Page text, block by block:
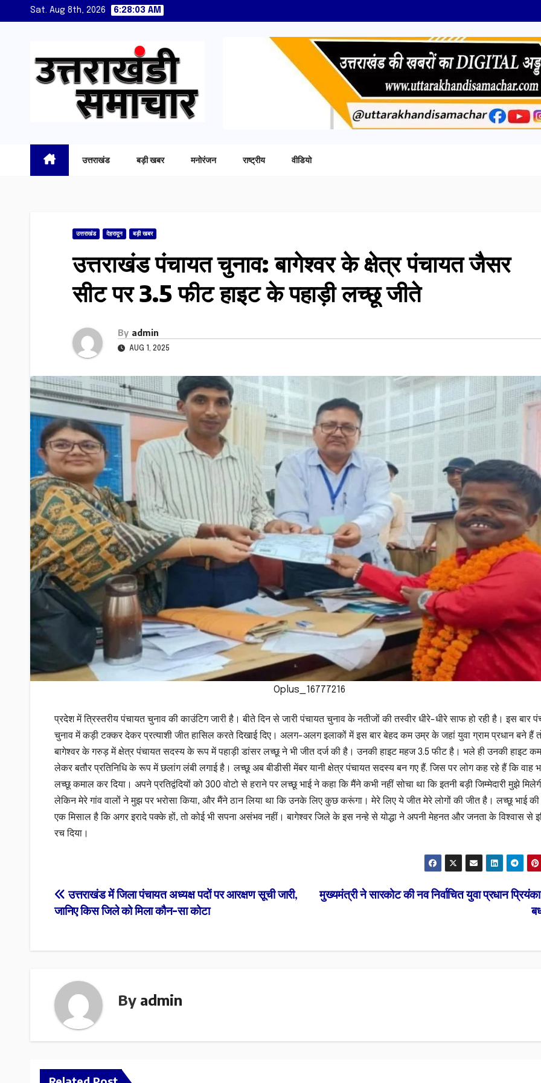
Sat. Aug 8th, 2026 6:28:04 AM
उत्तराखंड बड़ी खबर मनोरंजन राष्ट्रीय वीडियो
उत्तराखंड देहरादून बड़ी खबर
उत्तराखंड पंचायत चुनाव: बागेश्वर के क्षेत्र पंचायत जैसर
सीट पर 3.5 फीट हाइट के पहाड़ी लच्छू जीते
By admin
AUG 1, 2025
Oplus_16777216
प्रदेश में त्रिस्तरीय पंचायत चुनाव की काउंटिग जारी है। बीते दिन से जारी पंचायत चुनाव के नतीजों की तस्वीर धीरे-धीरे साफ हो रही है। इस बार
चुनाव में कड़ी टक्कर देकर प्रत्याशी जीत हासिल करते दिखाई दिए। अलग-अलग इलाकों में इस बार बेहद कम उम्र के जहां युवा ग्राम प्रधान बने हैं
बागेश्वर के गरुड़ में क्षेत्र पंचायत सदस्य के रूप में पहाड़ी डांसर लच्छू ने भी जीत दर्ज की है। उनकी हाइट महज 3.5 फीट है। भले ही उनकी हाइट कम
लेकर बतौर प्रतिनिधि के रूप में छलांग लंबी लगाई है। लच्छू अब बीडीसी मेंबर यानी क्षेत्र पंचायत सदस्य बन गए हैं. जिस पर लोग कह रहे हैं कि वाह
लच्छू कमाल कर दिया। अपने प्रतिद्वंदियों को 300 वोटो से हराने पर लच्छू भाई ने कहा कि मैंने कभी नहीं सोचा था कि इतनी बड़ी जिम्मेदारी मुझे
लेकिन मेरे गांव वालों ने मुझ पर भरोसा किया, और मैंने ठान लिया था कि उनके लिए कुछ करूंगा। मेरे लिए ये जीत मेरे लोगों की जीत है। लच्छू भाई
एक मिसाल है कि अगर इरादे पक्के हों, तो कोई भी सपना असंभव नहीं। बागेश्वर जिले के इस नन्हे से योद्धा ने अपनी मेहनत और जनता के विश्वास से
रच दिया।
Post
navigation
मुख्यमंत्री ने सारकोट की नव निर्वाचित युवा प्रधान
उत्तराखंड में जिला पंचायत अध्यक्ष पदों पर आरक्षण सूची जारी,
जानिए किस जिले को मिला कौन-सा कोटा
By admin